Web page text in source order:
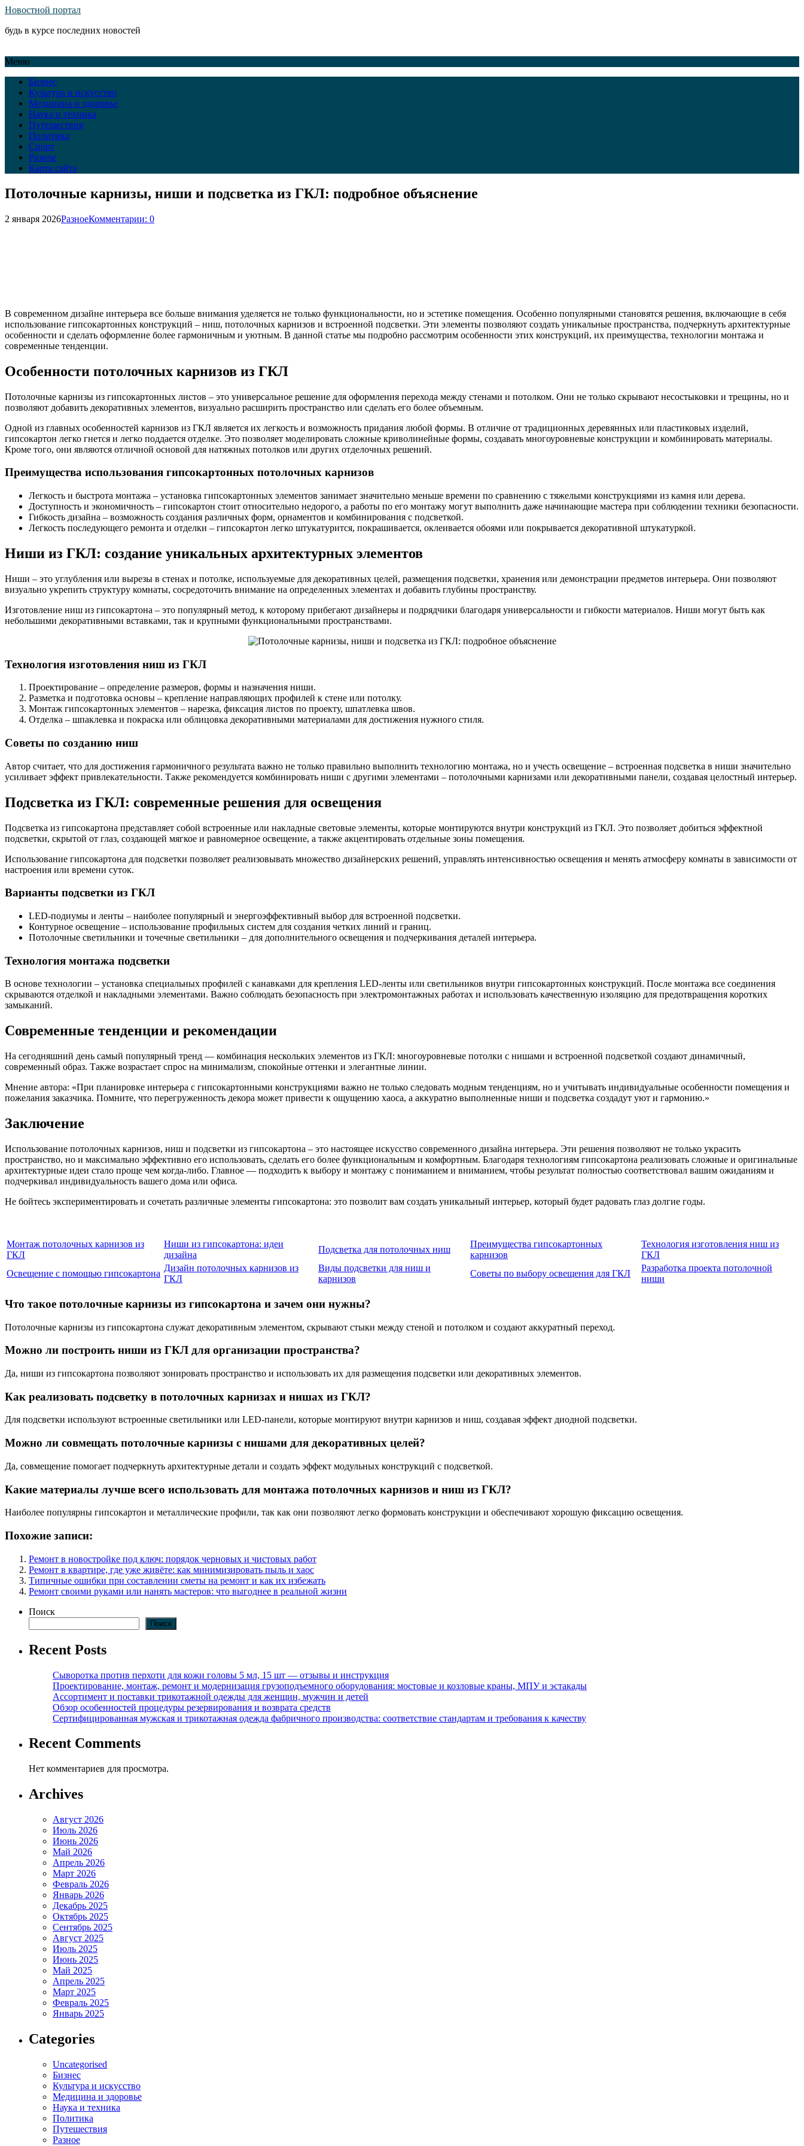
Новостной портал
будь в курсе последних новостей
Меню
Бизнес
Культура и искусство
Медицина и здоровье
Наука и техника
Путешествия
Политика
Спорт
Разное
Карта сайта
Потолочные карнизы, ниши и подсветка из ГКЛ: подробное объяснение
2 января 2026РазноеКомментарии: 0
В современном дизайне интерьера все больше внимания уделяется не только функциональности, но и эстетике помещения. Особенно популярными становятся решения, включающие в себя
использование гипсокартонных конструкций – ниш, потолочных карнизов и встроенной подсветки. Эти элементы позволяют создать уникальные пространства, подчеркнуть архитектурные
особенности и сделать оформление более гармоничным и уютным. В данной статье мы подробно рассмотрим особенности этих конструкций, их преимущества, технологии монтажа и
современные тенденции.
Особенности потолочных карнизов из ГКЛ
Потолочные карнизы из гипсокартонных листов – это универсальное решение для оформления перехода между стенами и потолком. Они не только скрывают несостыковки и трещины, но и
позволяют добавить декоративных элементов, визуально расширить пространство или сделать его более объемным.
Одной из главных особенностей карнизов из ГКЛ является их легкость и возможность придания любой формы. В отличие от традиционных деревянных или пластиковых изделий,
гипсокартон легко гнется и легко поддается отделке. Это позволяет моделировать сложные криволинейные формы, создавать многоуровневые конструкции и комбинировать материалы.
Кроме того, они являются отличной основой для натяжных потолков или других отделочных решений.
Преимущества использования гипсокартонных потолочных карнизов
Легкость и быстрота монтажа – установка гипсокартонных элементов занимает значительно меньше времени по сравнению с тяжелыми конструкциями из камня или дерева.
Доступность и экономичность – гипсокартон стоит относительно недорого, а работы по его монтажу могут выполнить даже начинающие мастера при соблюдении техники безопасности.
Гибкость дизайна – возможность создания различных форм, орнаментов и комбинирования с подсветкой.
Легкость последующего ремонта и отделки – гипсокартон легко штукатурится, покрашивается, оклеивается обоями или покрывается декоративной штукатуркой.
Ниши из ГКЛ: создание уникальных архитектурных элементов
Ниши – это углубления или вырезы в стенах и потолке, используемые для декоративных целей, размещения подсветки, хранения или демонстрации предметов интерьера. Они позволяют
визуально укрепить структуру комнаты, сосредоточить внимание на определенных элементах и добавить глубины пространству.
Изготовление ниш из гипсокартона – это популярный метод, к которому прибегают дизайнеры и подрядчики благодаря универсальности и гибкости материалов. Ниши могут быть как
небольшими декоративными вставками, так и крупными функциональными пространствами.
Технология изготовления ниш из ГКЛ
Проектирование – определение размеров, формы и назначения ниши.
Разметка и подготовка основы – крепление направляющих профилей к стене или потолку.
Монтаж гипсокартонных элементов – нарезка, фиксация листов по проекту, шпатлевка швов.
Отделка – шпаклевка и покраска или облицовка декоративными материалами для достижения нужного стиля.
Советы по созданию ниш
Автор считает, что для достижения гармоничного результата важно не только правильно выполнить технологию монтажа, но и учесть освещение – встроенная подсветка в ниши значительно
усиливает эффект привлекательности. Также рекомендуется комбинировать ниши с другими элементами – потолочными карнизами или декоративными панели, создавая целостный интерьер.
Подсветка из ГКЛ: современные решения для освещения
Подсветка из гипсокартона представляет собой встроенные или накладные световые элементы, которые монтируются внутри конструкций из ГКЛ. Это позволяет добиться эффектной
подсветки, скрытой от глаз, создающей мягкое и равномерное освещение, а также акцентировать отдельные зоны помещения.
Использование гипсокартона для подсветки позволяет реализовывать множество дизайнерских решений, управлять интенсивностью освещения и менять атмосферу комнаты в зависимости от
настроения или времени суток.
Варианты подсветки из ГКЛ
LED-подиумы и ленты – наиболее популярный и энергоэффективный выбор для встроенной подсветки.
Контурное освещение – использование профильных систем для создания четких линий и границ.
Потолочные светильники и точечные светильники – для дополнительного освещения и подчеркивания деталей интерьера.
Технология монтажа подсветки
В основе технологии – установка специальных профилей с канавками для крепления LED-ленты или светильников внутри гипсокартонных конструкций. После монтажа все соединения
скрываются отделкой и накладными элементами. Важно соблюдать безопасность при электромонтажных работах и использовать качественную изоляцию для предотвращения коротких
замыканий.
Современные тенденции и рекомендации
На сегодняшний день самый популярный тренд — комбинация нескольких элементов из ГКЛ: многоуровневые потолки с нишами и встроенной подсветкой создают динамичный,
современный образ. Также возрастает спрос на минимализм, спокойные оттенки и элегантные линии.
Мнение автора: «При планировке интерьера с гипсокартонными конструкциями важно не только следовать модным тенденциям, но и учитывать индивидуальные особенности помещения и
пожелания заказчика. Помните, что перегруженность декора может привести к ощущению хаоса, а аккуратно выполненные ниши и подсветка создадут уют и гармонию.»
Заключение
Использование потолочных карнизов, ниш и подсветки из гипсокартона – это настоящее искусство современного дизайна интерьера. Эти решения позволяют не только украсить
пространство, но и максимально эффективно его использовать, сделать его более функциональным и комфортным. Благодаря технологиям гипсокартона реализовать сложные и оригинальные
архитектурные идеи стало проще чем когда-либо. Главное — подходить к выбору и монтажу с пониманием и вниманием, чтобы результат полностью соответствовал вашим ожиданиям и
подчеркивал индивидуальность вашего дома или офиса.
Не бойтесь экспериментировать и сочетать различные элементы гипсокартона: это позволит вам создать уникальный интерьер, который будет радовать глаз долгие годы.
Монтаж потолочных карнизов из
ГКЛ
Ниши из гипсокартона: идеи
дизайна
Подсветка для потолочных ниш
Преимущества гипсокартонных
карнизов
Технология изготовления ниш из
ГКЛ
Освещение с помощью гипсокартона
Дизайн потолочных карнизов из
ГКЛ
Виды подсветки для ниш и
карнизов
Советы по выбору освещения для ГКЛ
Разработка проекта потолочной
ниши
Что такое потолочные карнизы из гипсокартона и зачем они нужны?
Потолочные карнизы из гипсокартона служат декоративным элементом, скрывают стыки между стеной и потолком и создают аккуратный переход.
Можно ли построить ниши из ГКЛ для организации пространства?
Да, ниши из гипсокартона позволяют зонировать пространство и использовать их для размещения подсветки или декоративных элементов.
Как реализовать подсветку в потолочных карнизах и нишах из ГКЛ?
Для подсветки используют встроенные светильники или LED-панели, которые монтируют внутри карнизов и ниш, создавая эффект диодной подсветки.
Можно ли совмещать потолочные карнизы с нишами для декоративных целей?
Да, совмещение помогает подчеркнуть архитектурные детали и создать эффект модульных конструкций с подсветкой.
Какие материалы лучше всего использовать для монтажа потолочных карнизов и ниш из ГКЛ?
Наиболее популярны гипсокартон и металлические профили, так как они позволяют легко формовать конструкции и обеспечивают хорошую фиксацию освещения.
Похожие записи:
Ремонт в новостройке под ключ: порядок черновых и чистовых работ
Ремонт в квартире, где уже живёте: как минимизировать пыль и хаос
Типичные ошибки при составлении сметы на ремонт и как их избежать
Ремонт своими руками или нанять мастеров: что выгоднее в реальной жизни
Поиск
Поиск
Recent Posts
Сыворотка против перхоти для кожи головы 5 мл, 15 шт — отзывы и инструкция
Проектирование, монтаж, ремонт и модернизация грузоподъемного оборудования: мостовые и козловые краны, МПУ и эстакады
Ассортимент и поставки трикотажной одежды для женщин, мужчин и детей
Обзор особенностей процедуры резервирования и возврата средств
Сертифицированная мужская и трикотажная одежда фабричного производства: соответствие стандартам и требования к качеству
Recent Comments
Нет комментариев для просмотра.
Archives
Август 2026
Июль 2026
Июнь 2026
Май 2026
Апрель 2026
Март 2026
Февраль 2026
Январь 2026
Декабрь 2025
Октябрь 2025
Сентябрь 2025
Август 2025
Июль 2025
Июнь 2025
Май 2025
Апрель 2025
Март 2025
Февраль 2025
Январь 2025
Categories
Uncategorised
Бизнес
Культура и искусство
Медицина и здоровье
Наука и техника
Политика
Путешествия
Разное